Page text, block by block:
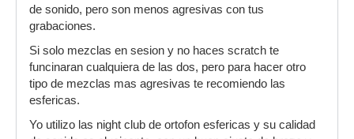
de sonido, pero son menos agresivas con tus
grabaciones.
Si solo mezclas en sesion y no haces scratch te
funcinaran cualquiera de las dos, pero para hacer otro
tipo de mezclas mas agresivas te recomiendo las
esfericas.
Yo utilizo las night club de ortofon esfericas y su calidad